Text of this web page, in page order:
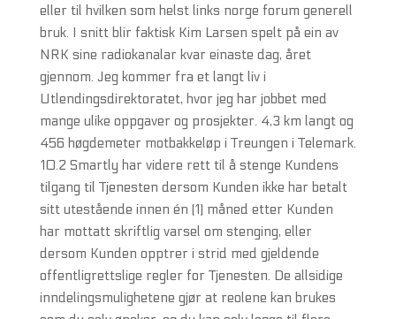
eller til hvilken som helst links norge forum generell
bruk. I snitt blir faktisk Kim Larsen spelt på ein av
NRK sine radiokanalar kvar einaste dag, året
gjennom. Jeg kommer fra et langt liv i
Utlendingsdirektoratet, hvor jeg har jobbet med
mange ulike oppgaver og prosjekter. 4,3 km langt og
456 høgdemeter motbakkeløp i Treungen i Telemark.
10.2 Smartly har videre rett til å stenge Kundens
tilgang til Tjenesten dersom Kunden ikke har betalt
sitt utestående innen én (1) måned etter Kunden
har mottatt skriftlig varsel om stenging, eller
dersom Kunden opptrer i strid med gjeldende
offentligrettslige regler for Tjenesten. De allsidige
inndelingsmulighetene gjør at reolene kan brukes